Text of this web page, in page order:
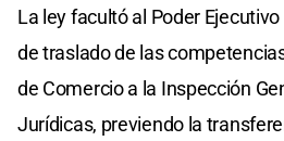
La ley facultó al Poder
de traslado de las
de Comercio a la Inspección
Jurídicas, previendo la